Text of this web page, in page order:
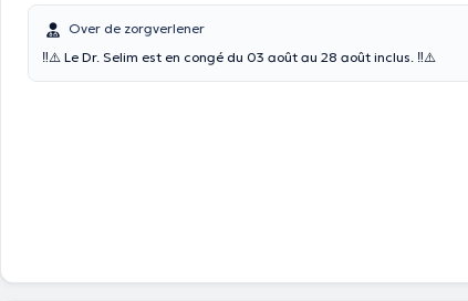
Over de zorgverlener
‼️⚠️ Le Dr. Selim est en congé du 03 août au 28 août inclus. ‼️⚠️